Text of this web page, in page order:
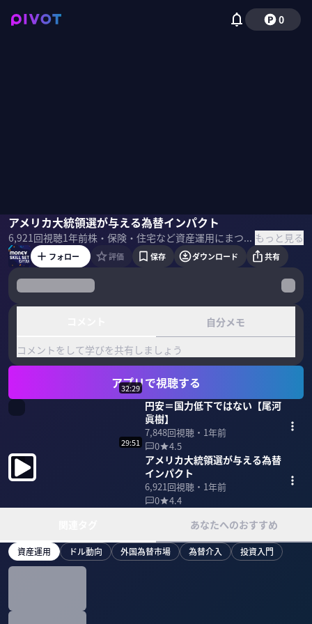
0
アメリカ大統領選が与える為替インパクト
6,921回視聴1年前 株・保険・住宅など資産運用にまつわるスキルセットを一流のプロの講義を受けて学ぶMONEY SKILL SETの応用編。今回はソニーフィナンシャルグループ・チーフアナリストの尾河眞樹氏を講師に招いて激動する為替相場の読み解き方について学ぶ ＜ゲスト＞ 尾河眞樹（ソニーフィナンシャルグループ 執行役員 チーフアナリスト） もっと見る
尾河眞樹国山ハセン
フォロー 評価 保存 ダウンロード 共有
自分メモ
コメントをして学びを共有しましょう
アプリで視聴する
32:29
円安＝国力低下ではない【尾河
眞樹】
7,848回視聴・ 1年前
0
4.5
29:51
アメリカ大統領選が与える為替
インパクト
6,921回視聴・ 1年前
0
4.4
あなたへのおすすめ
資産運用 ドル動向 外国為替市場 為替介入 投資入門